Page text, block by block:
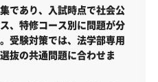
験〉（共通／2026年度）
選抜〈前期〉（共通／2026年
であり、入試時点で社会公
、特修コース別に問題が分
受験対策では、法学部専用
抜の共通問題に合わせま